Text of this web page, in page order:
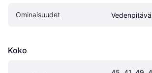
Ominaisuudet Vedenpitävä
Koko